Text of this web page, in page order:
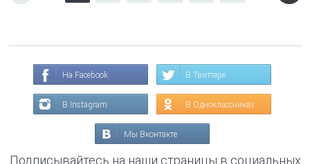
На Facebook В Твиттере
В Instagram В Одноклассниках
Мы Вконтакте
Подписывайтесь на наши страницы в социальных